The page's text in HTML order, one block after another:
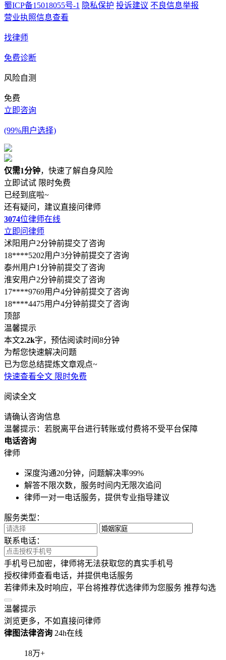
蜀ICP备15018055号-1 隐私保护 投诉建议 不良信息举报
营业执照信息查看
找律师
免费诊断
风险自测
免费
立即咨询
(99%用户选择)
仅需1分钟，快速了解自身风险
立即试试 限时免费
已经到底啦~
还有疑问，建议直接问律师
3074位律师在线
立即问律师
沭阳用户2分钟前提交了咨询
18****5202用户3分钟前提交了咨询
泰州用户1分钟前提交了咨询
淮安用户2分钟前提交了咨询
17****9769用户4分钟前提交了咨询
18****4475用户4分钟前提交了咨询
顶部
温馨提示
本文2.2k字，预估阅读时间8分钟
为帮您快速解决问题
已为您总结提炼文章观点~
快速查看全文 限时免费
阅读全文
请确认咨询信息
温馨提示：若脱离平台进行转账或付费将不受平台保障
电话咨询
律师
深度沟通20分钟，问题解决率99%
解答不限次数，服务时间内无限次追问
律师一对一电话服务，提供专业指导建议
服务类型：
联系电话：
手机号已加密，律师将无法获取您的真实手机号
授权律师查看电话，并提供电话服务
若律师未及时响应，平台将推荐优选律师为您服务 推荐勾选
温馨提示
浏览更多，不如直接问律师
律图法律咨询 24h在线
18万+